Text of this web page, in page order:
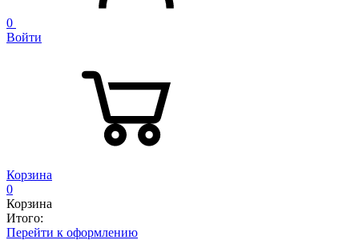
0
Войти
Корзина
0
Корзина
Итого:
Перейти к оформлению